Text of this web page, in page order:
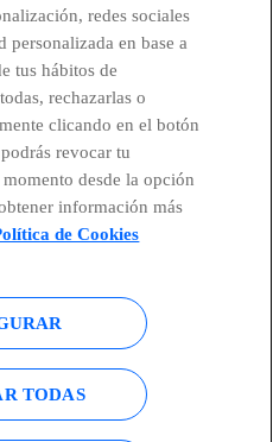
Aviso legal
Política de privacidad
redes sociales
en base a
tus hábitos de
rechazarlas o
clicando en el botón
revocar tu
desde la opción
información más
de Cookies
TODAS